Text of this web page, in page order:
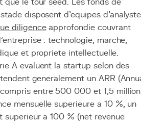
que le tour seed. Les fonds de
disposent d'equipes
diligenceapprofondie couvrant
: technologie, marche,
et propriete intellectuelle.
A evaluent la startup selon des
generalement un ARR
entre 500 000 et 1,5 million
mensuelle superieure a 10 %, un
a 100 % (net revenue